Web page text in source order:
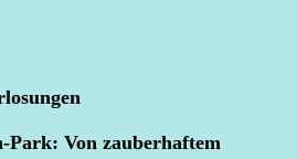
Park: Von zauberhaftem